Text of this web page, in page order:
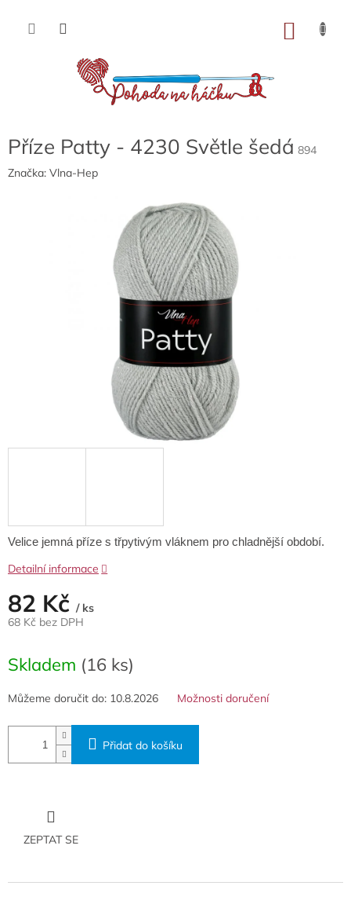
obsah
Příze Patty - 4230 Světle šedá 894
Značka: Vlna-Hep
82 Kč / ks
68 Kč bez DPH
cena:
Skladem (16 ks)
Můžeme doručit do: 10.8.2026 Možnosti doručení
Přidat do košíku
Velice jemná příze s třpytivým vláknem pro chladnější období.
Detailní informace
ZEPTAT SE